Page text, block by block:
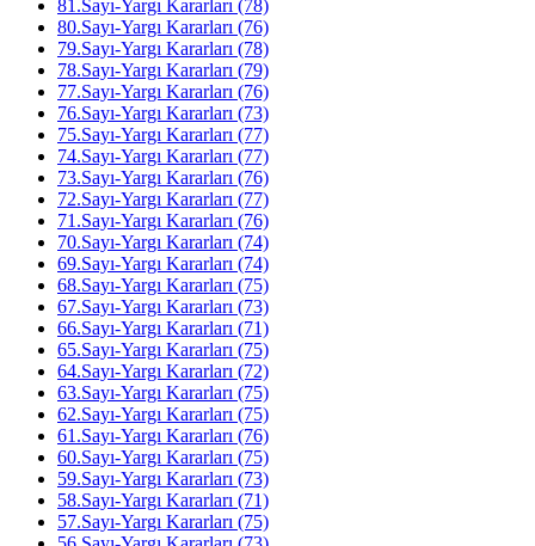
81.Sayı-Yargı Kararları (78)
80.Sayı-Yargı Kararları (76)
79.Sayı-Yargı Kararları (78)
78.Sayı-Yargı Kararları (79)
77.Sayı-Yargı Kararları (76)
76.Sayı-Yargı Kararları (73)
75.Sayı-Yargı Kararları (77)
74.Sayı-Yargı Kararları (77)
73.Sayı-Yargı Kararları (76)
72.Sayı-Yargı Kararları (77)
71.Sayı-Yargı Kararları (76)
70.Sayı-Yargı Kararları (74)
69.Sayı-Yargı Kararları (74)
68.Sayı-Yargı Kararları (75)
67.Sayı-Yargı Kararları (73)
66.Sayı-Yargı Kararları (71)
65.Sayı-Yargı Kararları (75)
64.Sayı-Yargı Kararları (72)
63.Sayı-Yargı Kararları (75)
62.Sayı-Yargı Kararları (75)
61.Sayı-Yargı Kararları (76)
60.Sayı-Yargı Kararları (75)
59.Sayı-Yargı Kararları (73)
58.Sayı-Yargı Kararları (71)
57.Sayı-Yargı Kararları (75)